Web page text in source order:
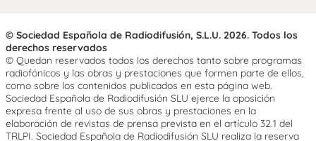
© Sociedad Española de Radiodifusión, S.L.U. 2026. Todos los
derechos reservados
© Quedan reservados todos los derechos tanto sobre programas
radiofónicos y las obras y prestaciones que formen parte de ellos,
como sobre los contenidos publicados en esta página web.
Sociedad Española de Radiodifusión SLU ejerce la oposición
expresa frente al uso de sus obras y prestaciones en la
elaboración de revistas de prensa prevista en el artículo 32.1 del
TRLPI. Sociedad Española de Radiodifusión SLU realiza la reserva